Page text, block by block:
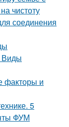
чистоту
соединения
Виды
факторы и
5
ФУМ